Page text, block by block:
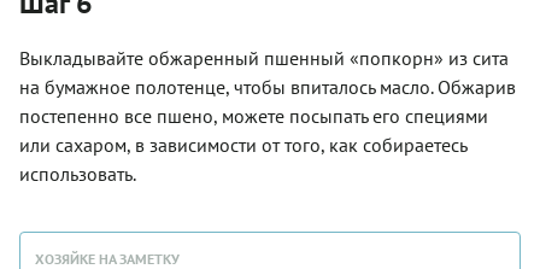
Выкладывайте обжаренный пшенный «попкорн» из сита
на бумажное полотенце, чтобы впиталось масло. Обжарив
постепенно все пшено, можете посыпать его специями
или сахаром, в зависимости от того, как собираетесь
использовать.
ХОЗЯЙКЕ НА ЗАМЕТКУ